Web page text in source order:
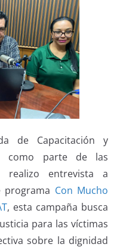
de Capacitación y
como parte de las
realizo entrevista a
programa Con Mucho
, esta campaña busca
para las víctimas
sobre la dignidad